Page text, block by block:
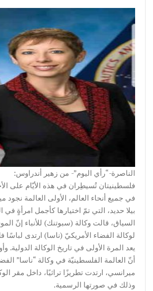
الناصرة-“رأي اليوم”- من زهير أندراوس:
فلسطينيتان تُسيطِران في هذه الأيّام على
في جميع أنحاء العالم، الأولى العالمة نجود
بيلا حديد، التي تمّ اختيارها كأجمل امرأةٍ في
السياق، قالت وكالة (سبوتنك) للأنباء إنّ
لوكالة الفضاء الأمريكيّ (ناسا) ارتدى لباسًا
يعد المرة الأولى في تاريخ الوكالة الدولية.
أنّ العالمة الفلسطينيّة في وكالة “ناسا”
ميرانسي، ارتدت تطريزًا تراثيًا، داخل مقر
وذلك في صورتها الرسمية.